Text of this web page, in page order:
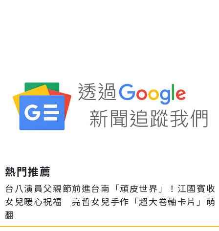
熱門推薦
台八演員父親節前進台南「頑皮世界」！江國賓收
女兒暖心祝福 亮哲女兒手作「超大卷軸卡片」萌
翻